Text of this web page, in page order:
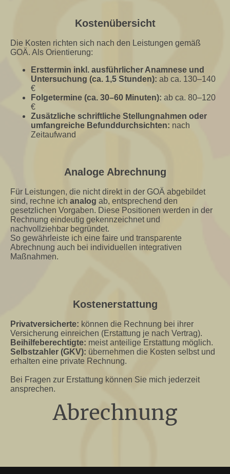
Kostenübersicht
Die Kosten richten sich nach den Leistungen gemäß
GOÄ. Als Orientierung:
Ersttermin inkl. ausführlicher Anamnese und
Untersuchung (ca. 1,5 Stunden): ab ca. 130–140
€
Folgetermine (ca. 30–60 Minuten): ab ca. 80–120
€
Zusätzliche schriftliche Stellungnahmen oder
umfangreiche Befunddurchsichten: nach
Zeitaufwand
Analoge Abrechnung
Für Leistungen, die nicht direkt in der GOÄ abgebildet
sind, rechne ich analog ab, entsprechend den
gesetzlichen Vorgaben. Diese Positionen werden in der
Rechnung eindeutig gekennzeichnet und
nachvollziehbar begründet.
So gewährleiste ich eine faire und transparente
Abrechnung auch bei individuellen integrativen
Maßnahmen.
Kostenerstattung
Privatversicherte: können die Rechnung bei ihrer
Versicherung einreichen (Erstattung je nach Vertrag).
Beihilfeberechtigte: meist anteilige Erstattung möglich.
Selbstzahler (GKV): übernehmen die Kosten selbst und
erhalten eine private Rechnung.
Bei Fragen zur Erstattung können Sie mich jederzeit
ansprechen.
Abrechnung